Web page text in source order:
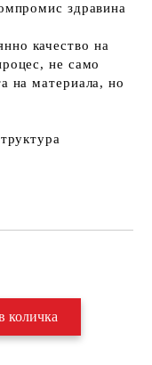
здравина
качество на
не само
на материала, но